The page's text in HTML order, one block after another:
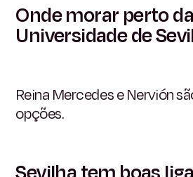
Onde morar perto da
Universidade de
Reina Mercedes e Nervión
opções.